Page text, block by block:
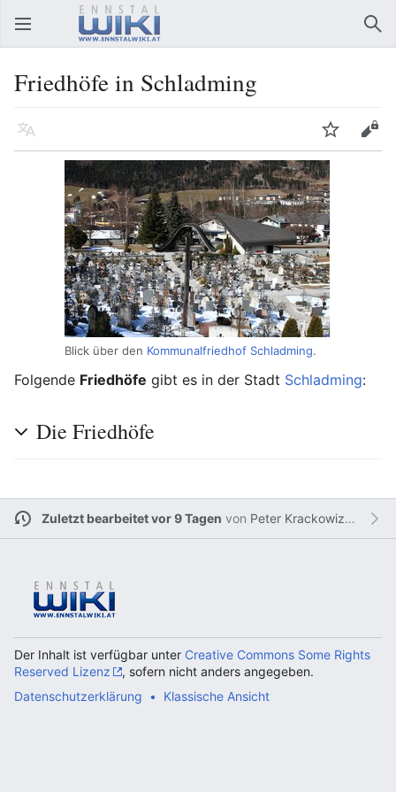
Hauptmenü öffnen
Friedhöfe in Schladming
Sprache Beobachten Bearbeiten
Blick über den Kommunalfriedhof Schladming.
Folgende Friedhöfe gibt es in der Stadt Schladming:
Die Friedhöfe
Zuletzt bearbeitet vor 9 Tagen von Peter Krackowizer
Der Inhalt ist verfügbar unter Creative Commons Some Rights
Reserved Lizenz
, sofern nicht anders angegeben.
Datenschutzerklärung
Klassische Ansicht